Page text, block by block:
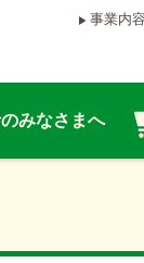
事業内容
みなさまへ